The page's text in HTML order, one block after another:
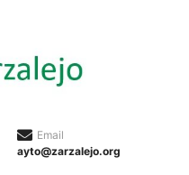
Email
ayto@zarzalejo.org